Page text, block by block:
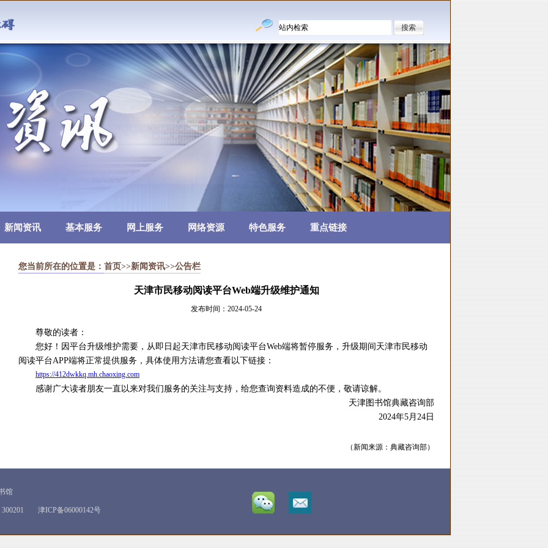
新闻资讯 基本服务 网上服务 网络资源 特色服务 重点链接
您当前所在的位置是： 首页>>新闻资讯>>公告栏
天津市民移动阅读平台Web端升级维护通知
发布时间：2024-05-24
尊敬的读者：
您好！因平台升级维护需要，从即日起天津市民移动阅读平台Web端将暂停服务，升级期间天津市民移动
阅读平台APP端将正常提供服务，具体使用方法请您查看以下链接：
https://412dwkkq.mh.chaoxing.com
感谢广大读者朋友一直以来对我们服务的关注与支持，给您查询资料造成的不便，敬请谅解。
天津图书馆典藏咨询部
2024年5月24日
（新闻来源：典藏咨询部）
馆
津ICP备06000142号